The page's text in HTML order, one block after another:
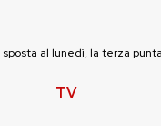
sposta al lunedì, la terza
TV